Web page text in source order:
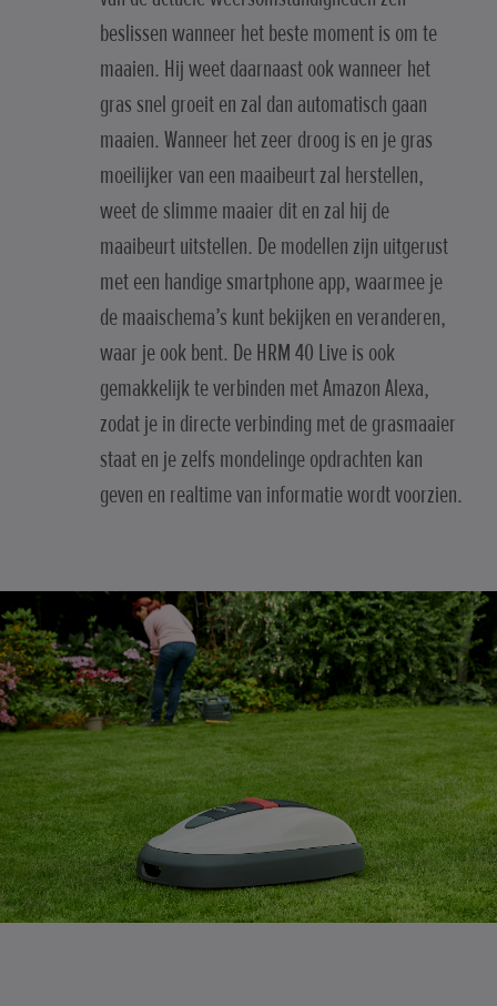
beslissen wanneer het beste moment is om te
maaien. Hij weet daarnaast ook wanneer het
gras snel groeit en zal dan automatisch gaan
maaien. Wanneer het zeer droog is en je gras
moeilijker van een maaibeurt zal herstellen,
weet de slimme maaier dit en zal hij de
maaibeurt uitstellen. De modellen zijn uitgerust
met een handige smartphone app, waarmee je
de maaischema’s kunt bekijken en veranderen,
waar je ook bent. De HRM 40 Live is ook
gemakkelijk te verbinden met Amazon Alexa,
zodat je in directe verbinding met de grasmaaier
staat en je zelfs mondelinge opdrachten kan
geven en realtime van informatie wordt voorzien.